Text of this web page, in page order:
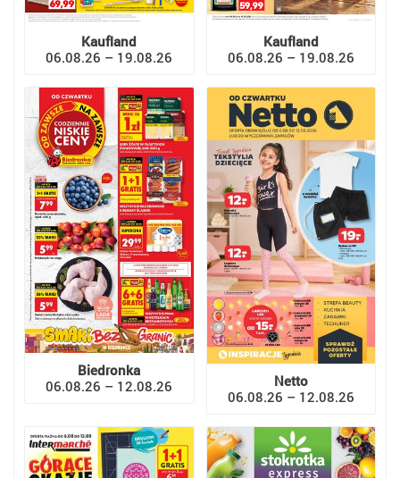
Kaufland
06.08.26 – 19.08.26
Kaufland
06.08.26 – 19.08.26
Biedronka
06.08.26 – 12.08.26
Netto
06.08.26 – 12.08.26